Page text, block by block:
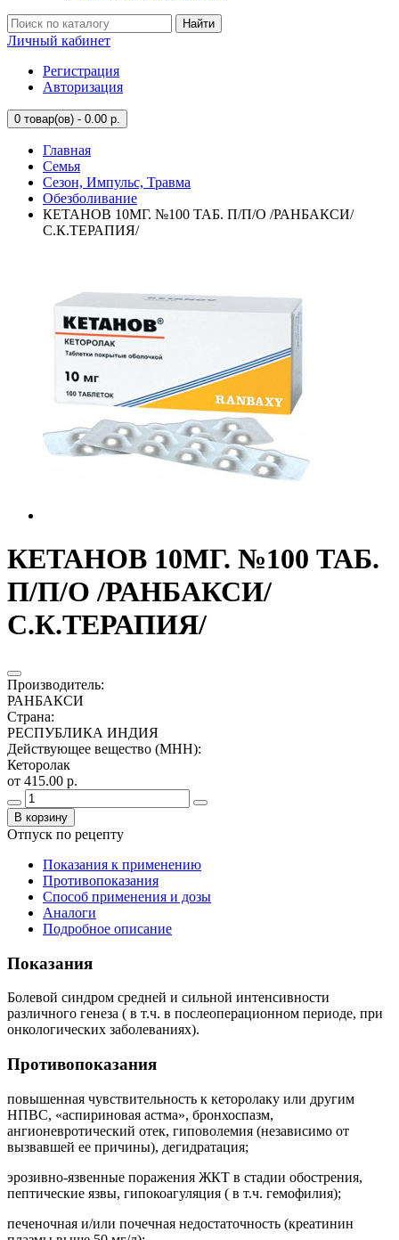
Найти
Личный кабинет
Регистрация
Авторизация
0 товар(ов) - 0.00 р.
Главная
Семья
Сезон, Импульс, Травма
Обезболивание
КЕТАНОВ 10МГ. №100 ТАБ. П/П/О /РАНБАКСИ/
С.К.ТЕРАПИЯ/
КЕТАНОВ 10МГ. №100 ТАБ.
П/П/О /РАНБАКСИ/
С.К.ТЕРАПИЯ/
Производитель:
РАНБАКСИ
Страна:
РЕСПУБЛИКА ИНДИЯ
Действующее вещество (МНН):
Кеторолак
от 415.00 р.
В корзину
Отпуск по рецепту
Показания к применению
Противопоказания
Способ применения и дозы
Аналоги
Подробное описание
Показания
Болевой синдром средней и сильной интенсивности
различного генеза ( в т.ч. в послеоперационном периоде, при
онкологических заболеваниях).
Противопоказания
повышенная чувствительность к кеторолаку или другим
НПВС, «аспириновая астма», бронхоспазм,
ангионевротический отек, гиповолемия (независимо от
вызвавшей ее причины), дегидратация;
эрозивно-язвенные поражения ЖКТ в стадии обострения,
пептические язвы, гипокоагуляция ( в т.ч. гемофилия);
печеночная и/или почечная недостаточность (креатинин